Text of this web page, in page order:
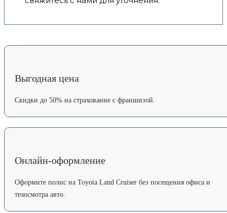
Выгодная цена
Скидки до 50% на страхование с франшизой.
Онлайн-оформление
Оформите полис на Toyota Land Cruiser без посещения офиса и
техосмотра авто.